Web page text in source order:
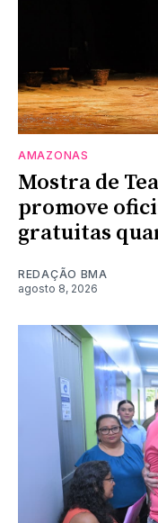
AMAZONAS
Mostra de
promove
gratuitas
REDAÇÃO BMA
agosto 8, 2026